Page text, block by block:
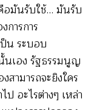
อมันรับใช้… มันรับ
การการ
ป็น ระบอบ
นเอง รัฐธรรมนูญ
สามารถจะยิงใคร
อะไรต่างๆ เหล่า